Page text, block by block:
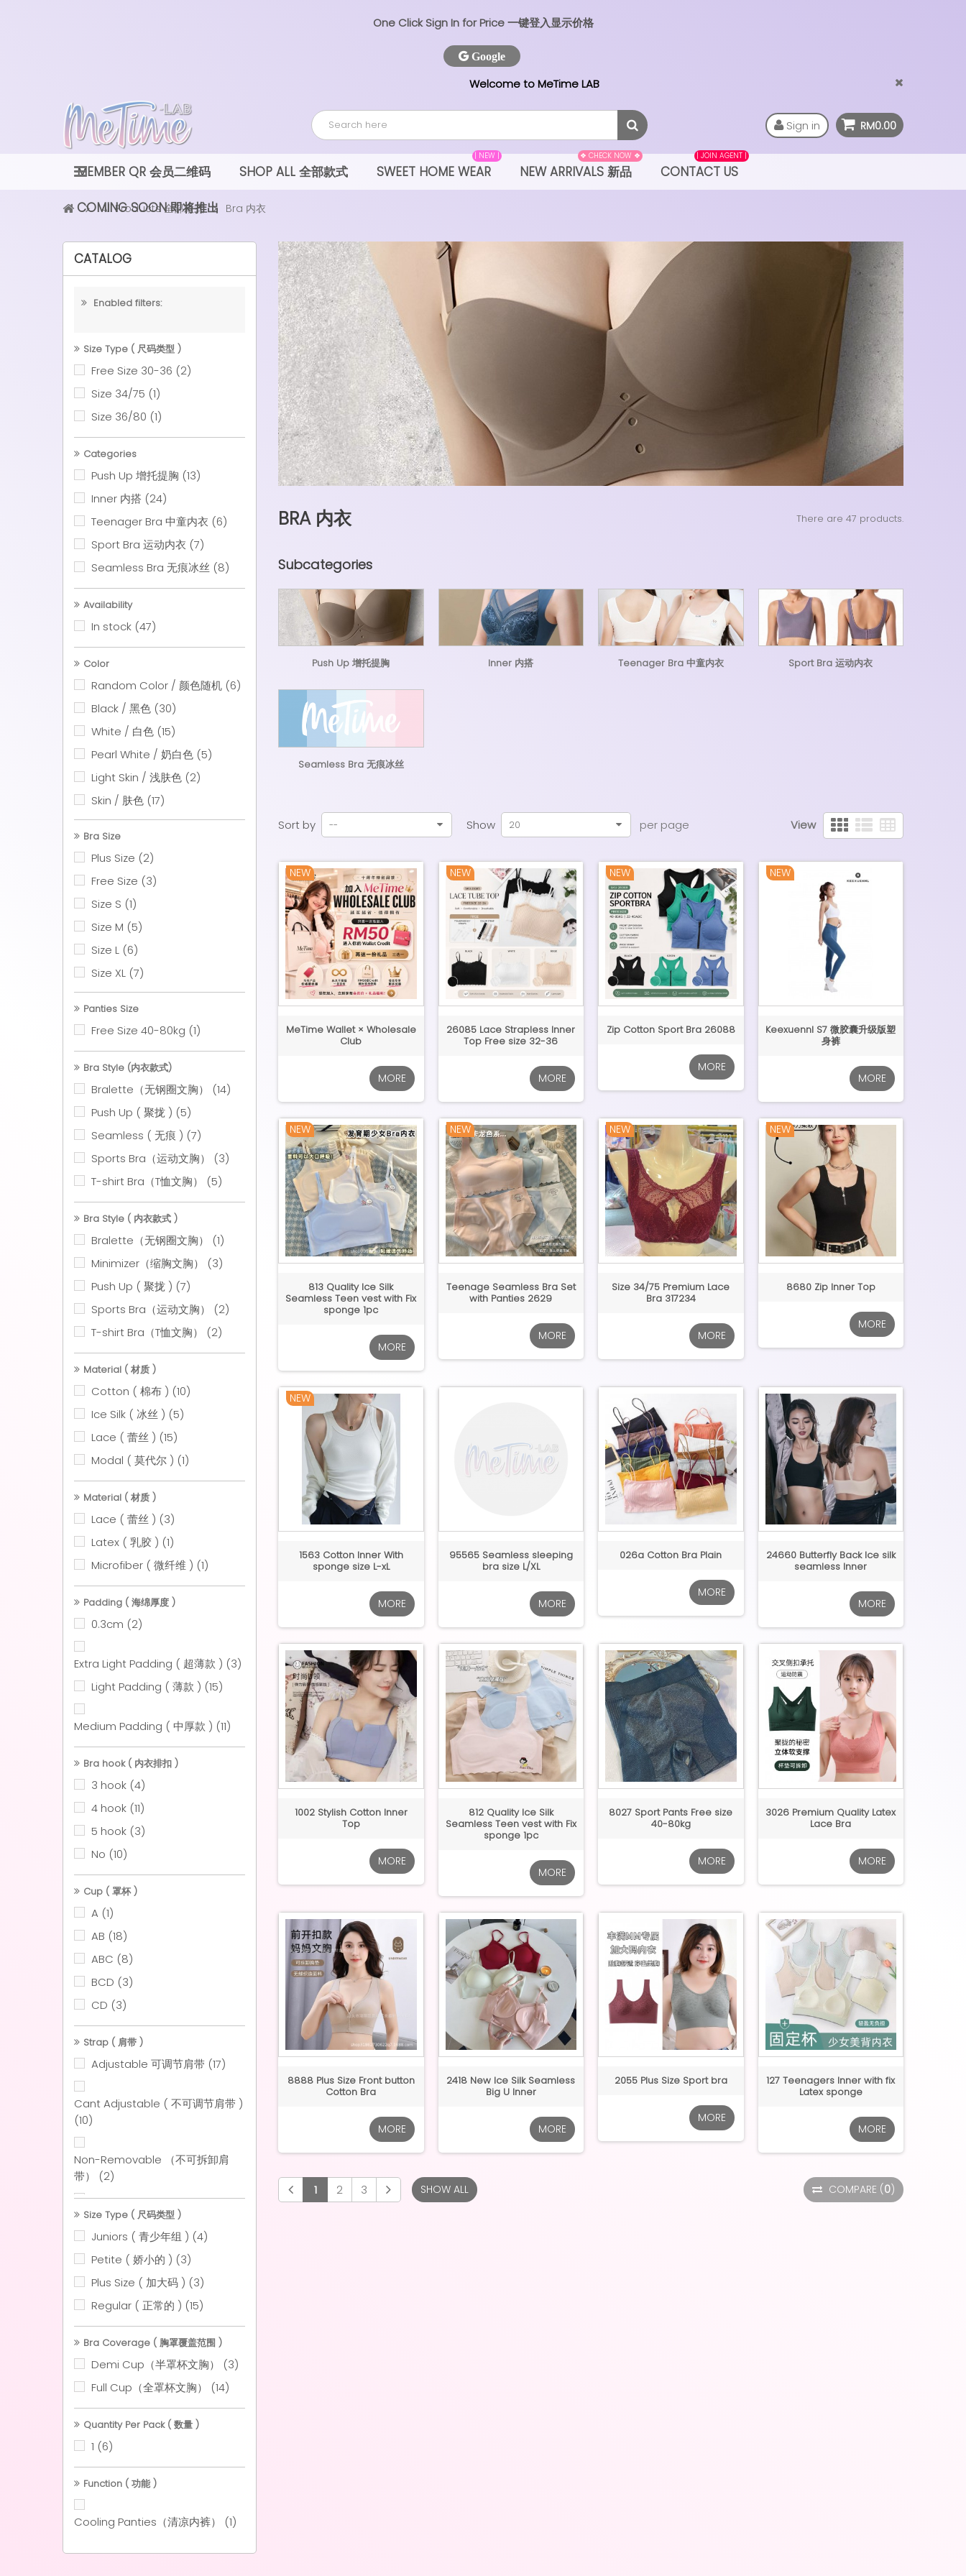
One Click Sign In for Price 一键登入显示价格
Google
Welcome to MeTime LAB
RM0.00
Sign in
MEMBER QR 会员二维码 SHOP ALL 全部款式 SWEET HOME WEAR
| NEW |
NEW ARRIVALS 新品
❖ CHECK NOW ❖
CONTACT US
| JOIN AGENT |
COMING SOON 即将推出
All Products 全部款式 Bra 内衣
CATALOG
Enabled filters:
Size Type ( 尺码类型 )
Free Size 30-36 (2)
Size 34/75 (1)
Size 36/80 (1)
Categories
Push Up 增托提胸 (13)
Inner 内搭 (24)
Teenager Bra 中童内衣 (6)
Sport Bra 运动内衣 (7)
Seamless Bra 无痕冰丝 (8)
Availability
In stock (47)
Color
Random Color / 颜色随机 (6)
Black / 黑色 (30)
White / 白色 (15)
Pearl White / 奶白色 (5)
Light Skin / 浅肤色 (2)
Skin / 肤色 (17)
Brown / 褐色(7)
Yellow / 黄色
(11)
Rose Pink / 玫红
Peach / 桃子粉
Caramel / 焦糖色
Red / 红色
Purple Red / 紫红色
Purple / 紫色(4)
Purple Grey / 紫灰色(1)
Grey / 灰色(8)
Dark Grey / 深灰色(2)
Blue / 蓝色(14)
Green / 青色 (19)
Light Green /浅绿色(2)
Dark Green / 墨绿色(1)
Orange / 橙色(1)
Purple Blue / 紫蓝色(1)
Bra Size
Plus Size (2)
Free Size (3)
Size S (1)
Size M (5)
Size L (6)
Size XL (7)
Size 2XL(2)
(8)
Free Size 32-38
32/70(7)
34/75(14)
36/80(15)
38/85(14)
40/90(9)
42/95(1)
Panties Size
Free Size 40-80kg (1)
Bra Style (内衣款式)
Bralette（无钢圈文胸）
(14)
Push Up ( 聚拢 ) (5)
Seamless ( 无痕 ) (7)
Sports Bra（运动文胸）
(3)
T-shirt Bra（T恤文胸）
(5)
Bra Style ( 内衣款式 )
Bralette（无钢圈文胸）
(1)
Minimizer（缩胸文胸）
(3)
Push Up ( 聚拢 ) (7)
Sports Bra（运动文胸）
(2)
T-shirt Bra（T恤文胸）
(2)
Material ( 材质 )
Cotton ( 棉布 ) (10)
Ice Silk ( 冰丝 ) (5)
Lace ( 蕾丝 ) (15)
Modal ( 莫代尔 ) (1)
Material ( 材质 )
Lace ( 蕾丝 ) (3)
Latex ( 乳胶 ) (1)
Microfiber ( 微纤维 ) (1)
Padding ( 海绵厚度 )
0.3cm (2)
Extra Light Padding ( 超薄款 ) (3)
Light Padding ( 薄款 ) (15)
Medium Padding ( 中厚款 ) (11)
Bra hook ( 内衣排扣 )
3 hook (4)
4 hook (11)
5 hook (3)
No (10)
Cup ( 罩杯 )
A (1)
AB (18)
ABC (8)
BCD (3)
CD (3)
Strap ( 肩带 )
Adjustable 可调节肩带 (17)
Cant Adjustable ( 不可调节肩带 )
(10)
Non-Removable （不可拆卸肩
带）
(2)
Removable （可拆卸肩带 ）
Size Type ( 尺码类型 )
Juniors ( 青少年组 ) (4)
Petite ( 娇小的 ) (3)
Plus Size ( 加大码 ) (3)
Regular ( 正常的 ) (15)
Bra Coverage ( 胸罩覆盖范围 )
Demi Cup（半罩杯文胸）
(3)
Full Cup（全罩杯文胸）
(14)
Quantity Per Pack ( 数量 )
1 (6)
Function ( 功能 )
Cooling Panties（清凉内裤） (1)
BRA 内衣 There are 47 products.
Subcategories
Push Up 增托提胸 Inner 内搭 Teenager Bra 中童内衣 Sport Bra 运动内衣
Seamless Bra 无痕冰丝
View
Sort by -- Show 20 per page
NEW
MeTime Wallet × Wholesale
Club
MORE
NEW
26085 Lace Strapless Inner
Top Free size 32-36
MORE
NEW
Zip Cotton Sport Bra 26088
MORE
NEW
Keexuennl S7 微胶囊升级版塑
身裤
MORE
NEW
813 Quality Ice Silk
Seamless Teen vest with Fix
sponge 1pc
MORE
NEW
Teenage Seamless Bra Set
with Panties 2629
MORE
NEW
Size 34/75 Premium Lace
Bra 317234
MORE
NEW
8680 Zip Inner Top
MORE
NEW
1563 Cotton Inner With
sponge size L-xL
MORE
95565 Seamless sleeping
bra size L/XL
MORE
026a Cotton Bra Plain
MORE
24660 Butterfly Back Ice silk
seamless Inner
MORE
1002 Stylish Cotton Inner
Top
MORE
812 Quality Ice Silk
Seamless Teen vest with Fix
sponge 1pc
MORE
8027 Sport Pants Free size
40-80kg
MORE
3026 Premium Quality Latex
Lace Bra
MORE
8888 Plus Size Front button
Cotton Bra
MORE
2418 New Ice Silk Seamless
Big U Inner
MORE
2055 Plus Size Sport bra
MORE
127 Teenagers Inner with fix
Latex sponge
MORE
COMPARE (0)
1 2 3 SHOW ALL